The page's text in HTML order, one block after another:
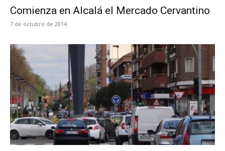
Comienza en Alcalá el Mercado Cervantino
7 de octubre de 2014